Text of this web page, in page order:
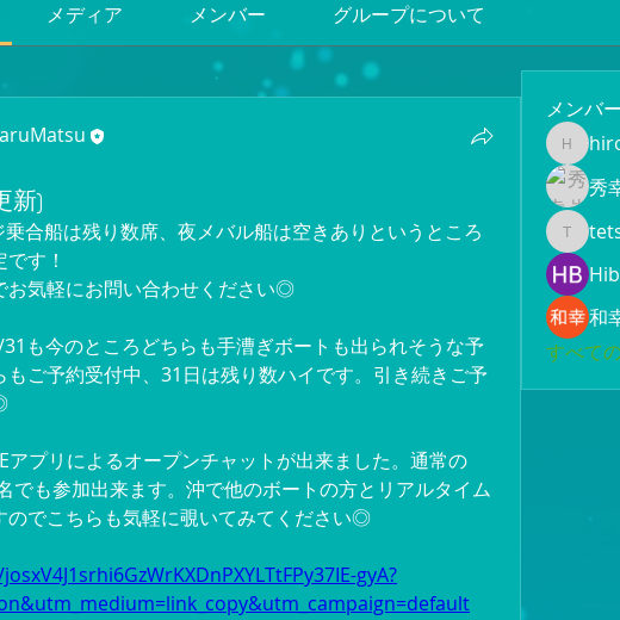
メディア メンバー グループについて
新)
乗合船は残り数席、夜メバル船は空きありというところ
す！
お気軽にお問い合わせください◎
も今のところどちらも手漕ぎボートも出られそうな予
ご予約受付中、31日は残り数ハイです。引き続きご予
アプリによるオープンチャットが出来ました。通常の
でも参加出来ます。沖で他のボートの方とリアルタイム
のでこちらも気軽に覗いてみてください◎
gyA?
メンバ
秀
和
すべて